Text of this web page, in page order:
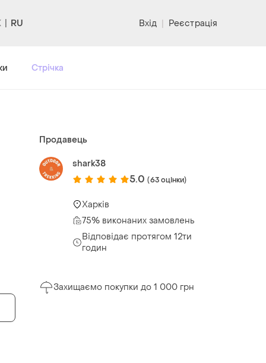
RU Вхід | Реєстрація
Стрічка
Продавець
shark38
5.0 (63 оцінки)
Харків
75% виконаних замовлень
Відповідає протягом 12ти
годин
Захищаємо покупки до 1 000 грн